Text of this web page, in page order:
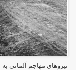
نیروهای مهاجم آلمانی به